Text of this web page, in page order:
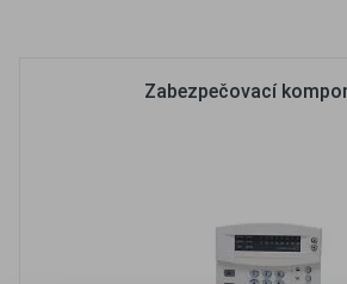
Zabezpečovací